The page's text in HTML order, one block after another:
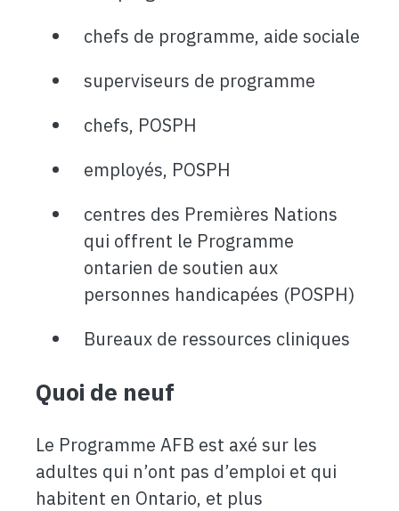
chefs de programme, aide sociale
superviseurs de programme
chefs, POSPH
employés, POSPH
centres des Premières Nations
qui offrent le Programme
ontarien de soutien aux
personnes handicapées (POSPH)
Bureaux de ressources cliniques
Quoi de neuf
Le Programme AFB est axé sur les
adultes qui n’ont pas d’emploi et qui
habitent en Ontario, et plus